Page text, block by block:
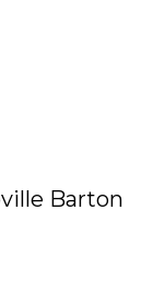
Barton